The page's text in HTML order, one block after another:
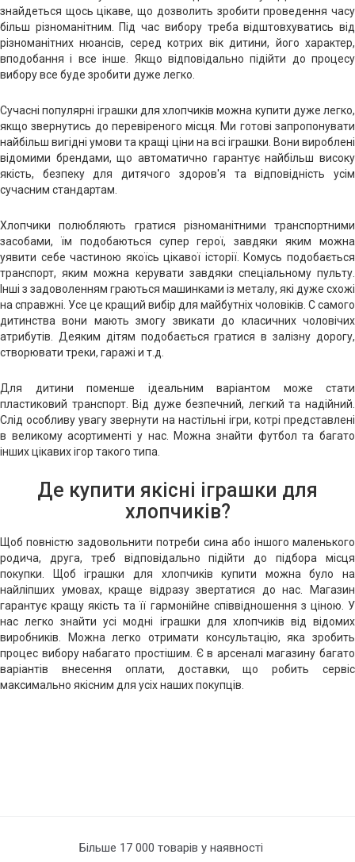
знайдеться щось цікаве, що дозволить зробити проведення часу
більш різноманітним. Під час вибору треба відштовхуватись від
різноманітних нюансів, серед котрих вік дитини, його характер,
вподобання і все інше. Якщо відповідально підійти до процесу
вибору все буде зробити дуже легко.
Сучасні популярні іграшки для хлопчиків можна купити дуже легко,
якщо звернутись до перевіреного місця. Ми готові запропонувати
найбільш вигідні умови та кращі ціни на всі іграшки. Вони вироблені
відомими брендами, що автоматично гарантує найбільш високу
якість, безпеку для дитячого здоров'я та відповідність усім
сучасним стандартам.
Хлопчики полюбляють гратися різноманітними транспортними
засобами, їм подобаються супер герої, завдяки яким можна
уявити себе частиною якоїсь цікавої історії. Комусь подобається
транспорт, яким можна керувати завдяки спеціальному пульту.
Інші з задоволенням граються машинками із металу, які дуже схожі
на справжні. Усе це кращий вибір для майбутніх чоловіків. С самого
дитинства вони мають змогу звикати до класичних чоловічих
атрибутів. Деяким дітям подобається гратися в залізну дорогу,
створювати треки, гаражі и т.д.
Для дитини поменше ідеальним варіантом може стати
пластиковий транспорт. Від дуже безпечний, легкий та надійний.
Слід особливу увагу звернути на настільні ігри, котрі представлені
в великому асортименті у нас. Можна знайти футбол та багато
інших цікавих ігор такого типа.
Де купити якісні іграшки для
хлопчиків?
Щоб повністю задовольнити потреби сина або іншого маленького
родича, друга, треб відповідально підійти до підбора місця
покупки. Щоб іграшки для хлопчиків купити можна було на
найліпших умовах, краще відразу звертатися до нас. Магазин
гарантує кращу якість та її гармонійне співвідношення з ціною. У
нас легко знайти усі модні іграшки для хлопчиків від відомих
виробників. Можна легко отримати консультацію, яка зробить
процес вибору набагато простішим. Є в арсеналі магазину багато
варіантів внесення оплати, доставки, що робить сервіс
максимально якісним для усіх наших покупців.
Більше 17 000 товарів у наявності